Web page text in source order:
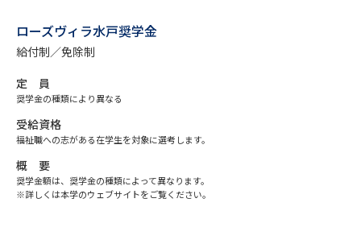
SELFBRAND特集ページ
ローズヴィラ水戸奨学金
給付制／免除制
定 員
奨学金の種類により異なる
受給資格
福祉職への志がある在学生を対象に選考します。
概 要
奨学金額は、奨学金の種類によって異なります。
※詳しくは本学のウェブサイトをご覧ください。